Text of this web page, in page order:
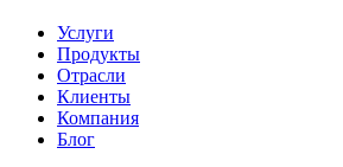
Услуги
Продукты
Отрасли
Клиенты
Компания
Блог